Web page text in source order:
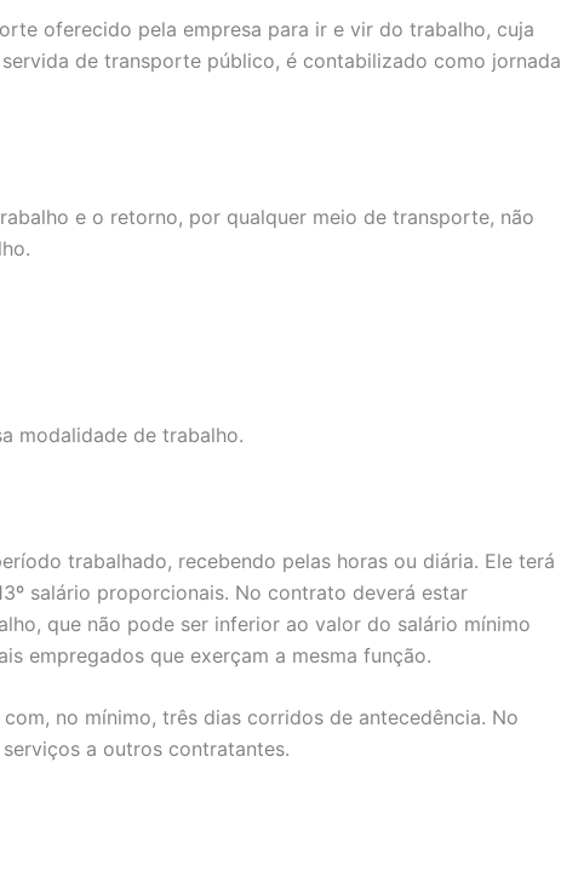
oferecido pela empresa para ir e vir do trabalho, cuja
de transporte público, é contabilizado como jornada
e o retorno, por qualquer meio de transporte, não
modalidade de trabalho.
trabalhado, recebendo pelas horas ou diária. Ele terá
salário proporcionais. No contrato deverá estar
que não pode ser inferior ao valor do salário mínimo
empregados que exerçam a mesma função.
no mínimo, três dias corridos de antecedência. No
a outros contratantes.